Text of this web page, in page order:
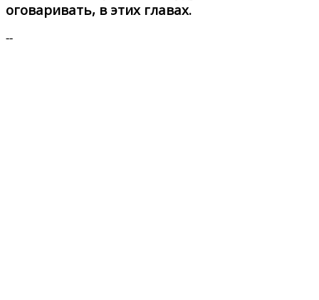
оговаривать, в этих главах.
--